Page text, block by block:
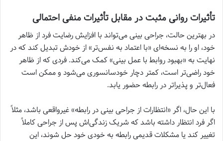
تأثیرات روانی مثبت در مقابل تأثیرات منفی احتمالی
در بهترین حالت، جراحی بینی می‌تواند با افزایش رضایت فرد از ظاهر
خود، او را به نسخه‌ای «با اعتماد به نفس‌تر» از خودش تبدیل کند که در
نهایت به «بهبود روابط با عمل بینی» کمک می‌کند. فردی که از ظاهر
خود راضی‌تر است، کمتر دچار خودسانسوری می‌شود و ممکن است
فعال‌تر و پذیرا‌تر در رابطه حضور یابد.
با این حال، اگر «انتظارات از جراحی بینی در رابطه» غیرواقعی باشد، مثلاً
اگر فرد انتظار داشته باشد که شریک زندگی‌اش پس از جراحی کاملاً
تغییر کند یا مشکلات قدیمی رابطه به خودی خود حل شوند، این